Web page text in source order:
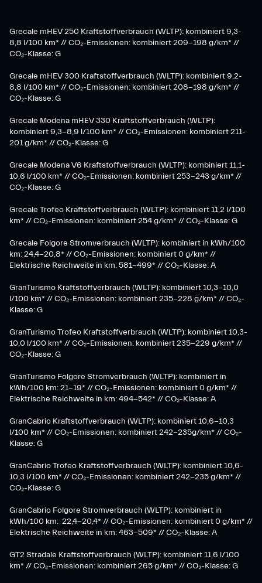
Grecale mHEV 250 Kraftstoffverbrauch (WLTP): kombiniert 9,3-
8,8 l/100 km* // CO₂-Emissionen: kombiniert 209-198 g/km* ​//
CO₂-Klasse: G
Grecale mHEV 300 Kraftstoffverbrauch (WLTP): kombiniert 9,2-
8,8 l/100 km* // CO₂-Emissionen: kombiniert 208-198 g/km* //
CO₂-Klasse: G
Grecale Modena mHEV 330 Kraftstoffverbrauch (WLTP):
kombiniert 9,3-8,9 l/100 km* // CO₂-Emissionen: kombiniert 211-
201 g/km* // CO₂-Klasse: G
Grecale Modena V6 Kraftstoffverbrauch (WLTP): kombiniert 11,1-
10,6 l/100 km* // CO₂-Emissionen: kombiniert 253-243 g/km* //
CO₂-Klasse: G
Grecale Trofeo Kraftstoffverbrauch (WLTP): kombiniert 11,2 l/100
km* // CO₂-Emissionen: kombiniert 254 g/km* // CO₂-Klasse: G
Grecale Folgore Stromverbrauch (WLTP): kombiniert in kWh/100
km: 24,4-20,8* // CO₂-Emissionen: kombiniert 0 g/km* //
Elektrische Reichweite in km: 581-499* // CO₂-Klasse: A
GranTurismo Kraftstoffverbrauch (WLTP): kombiniert 10,3-10,0
l/100 km* // CO₂-Emissionen: kombiniert 235-228 g/km* // CO₂-
Klasse: G
GranTurismo Trofeo Kraftstoffverbrauch (WLTP): kombiniert 10,3-
10,0 l/100 km* // CO₂-Emissionen: kombiniert 235-229 g/km* //
CO₂-Klasse: G
GranTurismo Folgore Stromverbrauch (WLTP): kombiniert in
kWh/100 km: 21-19* // CO₂-Emissionen: kombiniert 0 g/km* //
Elektrische Reichweite in km: 494-542* // CO₂-Klasse: A
GranCabrio Kraftstoffverbrauch (WLTP): kombiniert 10,6-10,3
l/100 km* // CO₂-Emissionen: kombiniert 242-235g/km* // CO₂-
Klasse: G
GranCabrio Trofeo Kraftstoffverbrauch (WLTP): kombiniert 10,6-
10,3 l/100 km* // CO₂-Emissionen: kombiniert 242-235 g/km* //
CO₂-Klasse: G
GranCabrio Folgore Stromverbrauch (WLTP): kombiniert in
kWh/100 km: 22,4-20,4* // CO₂-Emissionen: kombiniert 0 g/km* //
Elektrische Reichweite in km: 463-509* // CO₂-Klasse: A
GT2 Stradale Kraftstoffverbrauch (WLTP): kombiniert 11,6 l/100
km* // CO₂-Emissionen: kombiniert 265 g/km* // CO₂-Klasse: G